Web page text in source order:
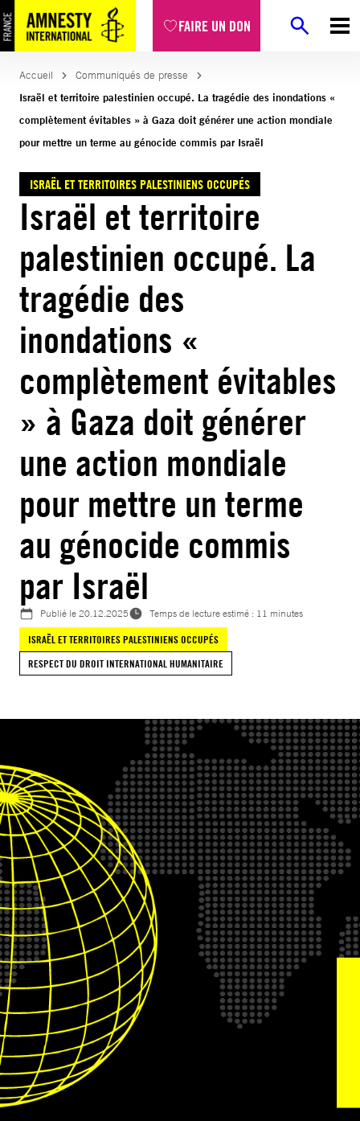
FAIRE UN DON
Aller
au
contenu
Accueil
Communiqués de presse
Israël et territoire palestinien occupé. La tragédie des inondations «
complètement évitables » à Gaza doit générer une action mondiale
pour mettre un terme au génocide commis par Israël
ISRAËL ET TERRITOIRES PALESTINIENS OCCUPÉS
Israël et territoire
palestinien occupé. La
tragédie des
inondations «
complètement évitables
» à Gaza doit générer
une action mondiale
pour mettre un terme
au génocide commis
par Israël
Publié le20.12.2025
Temps de lecture estimé : 11 minutes
ISRAËL ET TERRITOIRES PALESTINIENS OCCUPÉS
RESPECT DU DROIT INTERNATIONAL HUMANITAIRE